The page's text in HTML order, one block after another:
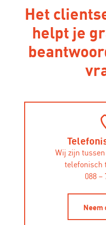
Het
helpt je
Wij zijn
telefonisch
088 –
Neem